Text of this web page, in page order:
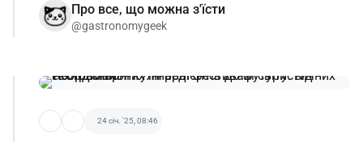
Про все, що можна з'їсти
@gastronomygeek
24 січ. '25, 08:46